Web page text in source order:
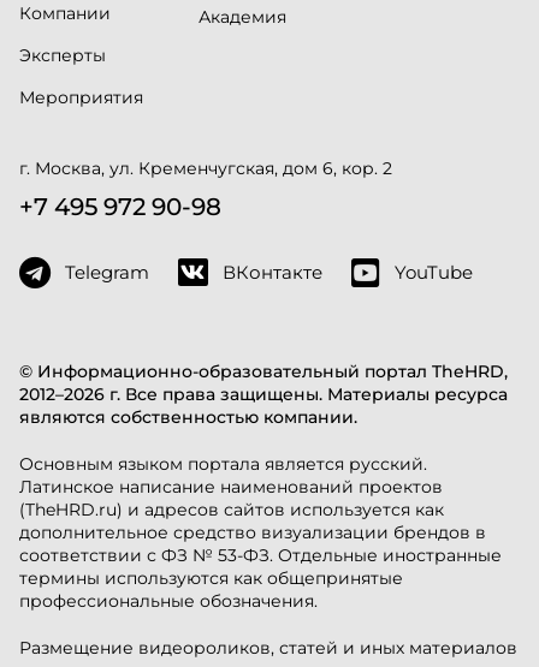
© Информационно-образовательный портал TheHRD,
2012–2026 г. Все права защищены. Материалы ресурса
являются собственностью компании.
Основным языком портала является русский.
Латинское написание наименований проектов
(TheHRD.ru) и адресов сайтов используется как
дополнительное средство визуализации брендов в
соответствии с ФЗ № 53-ФЗ. Отдельные иностранные
термины используются как общепринятые
профессиональные обозначения.
Размещение видеороликов, статей и иных материалов
Компании
Эксперты
Мероприятия
Академия
г. Москва, ул. Кременчугская, дом 6, кор. 2
+7 495 972 90-98
Telegram ВКонтакте YouTube